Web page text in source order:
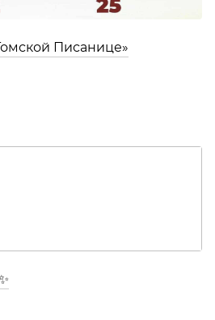
Писанице»